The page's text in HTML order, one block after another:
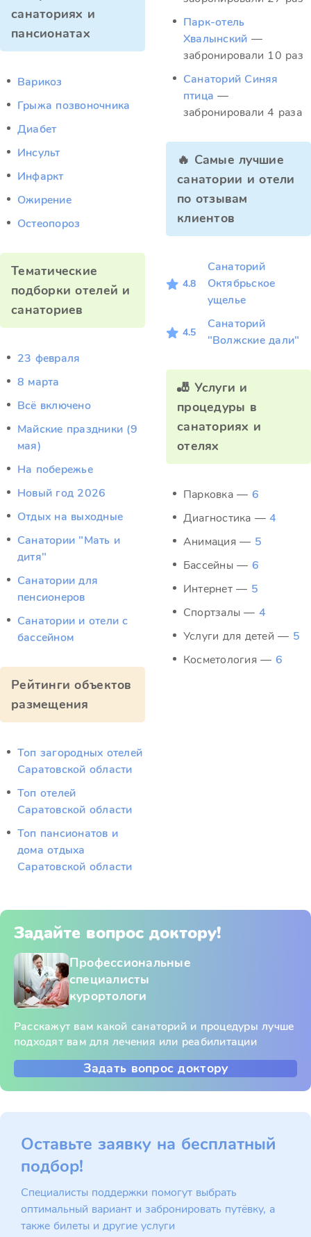
санаториях и
пансионатах
Варикоз
Грыжа позвоночника
Диабет
Инсульт
Инфаркт
Ожирение
Остеопороз
Тематические
подборки отелей и
санаториев
23 февраля
8 марта
Всё включено
Майские праздники (9
мая)
На побережье
Новый год 2026
Отдых на выходные
Санатории "Мать и
дитя"
Санатории для
пенсионеров
Санатории и отели с
бассейном
Рейтинги объектов
размещения
Топ загородных отелей
Саратовской области
Топ отелей
Саратовской области
Топ пансионатов и
дома отдыха
Саратовской области
Парк-отель
Хвалынский —
забронировали 10 раз
Санаторий Синяя
птица —
забронировали 4 раза
🔥 Самые лучшие
санатории и отели
по отзывам
клиентов
4.8
Санаторий
Октябрьское
ущелье
4.5
Санаторий
"Волжские дали"
🎳 Услуги и
процедуры в
санаториях и
отелях
Парковка — 6
Диагностика —4
Анимация — 5
Бассейны — 6
Интернет — 5
Спортзалы — 4
Услуги для детей — 5
Косметология — 6
Задайте вопрос доктору!
Профессиональные
специалисты
курортологи
Расскажут вам какой санаторий и процедуры лучше
подходят вам для лечения или реабилитации
Задать вопрос доктору
Оставьте заявку на бесплатный
подбор!
Специалисты поддержки помогут выбрать
оптимальный вариант и забронировать путёвку, а
также билеты и другие услуги